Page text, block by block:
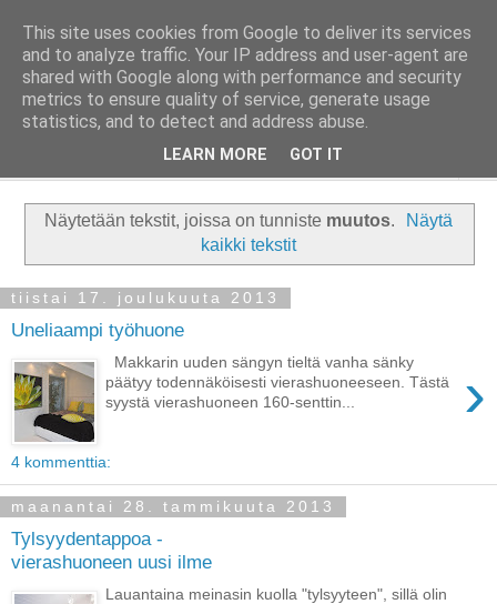
Taloja ja Toiveita
[ Sisustaa ] [ Remontoi ] [ Tuunaa ] [ Haaveilee ] [ Reissaa ]
Näytetään tekstit, joissa on tunniste muutos.
Näytä
kaikki tekstit
tiistai 17. joulukuuta 2013
Uneliaampi työhuone
›
Makkarin uuden sängyn tieltä vanha sänky
päätyy todennäköisesti vierashuoneeseen. Tästä
syystä vierashuoneen 160-senttin...
4 kommenttia:
maanantai 28. tammikuuta 2013
Tylsyydentappoa -
vierashuoneen uusi ilme
Lauantaina meinasin kuolla "tylsyyteen", sillä olin
This site uses cookies from Google to deliver its services
and to analyze traffic. Your IP address and user-agent are
shared with Google along with performance and security
metrics to ensure quality of service, generate usage
statistics, and to detect and address abuse.
LEARN MORE GOT IT